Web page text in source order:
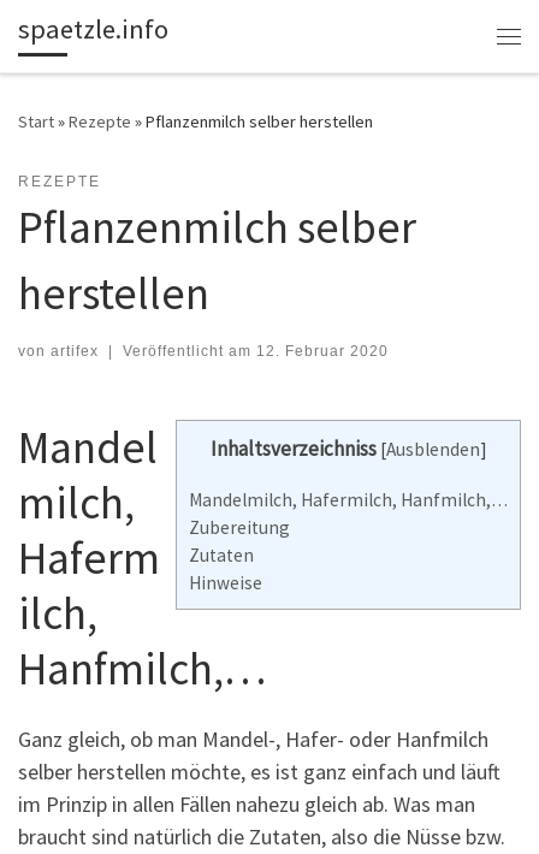
Zum Inhalt springen
spaetzle.info
Start»Rezepte »Pflanzenmilch selber herstellen
REZEPTE
Pflanzenmilch selber
herstellen
von artifex Veröffentlicht am 12. Februar 2020
Inhaltsverzeichniss [Ausblenden]
Mandelmilch, Hafermilch, Hanfmilch,…
Zubereitung
Zutaten
Hinweise
Mandel
milch,
Haferm
ilch,
Hanfmilch,…
Ganz gleich, ob man Mandel-, Hafer- oder Hanfmilch
selber herstellen möchte, es ist ganz einfach und läuft
im Prinzip in allen Fällen nahezu gleich ab. Was man
braucht sind natürlich die Zutaten, also die Nüsse bzw.